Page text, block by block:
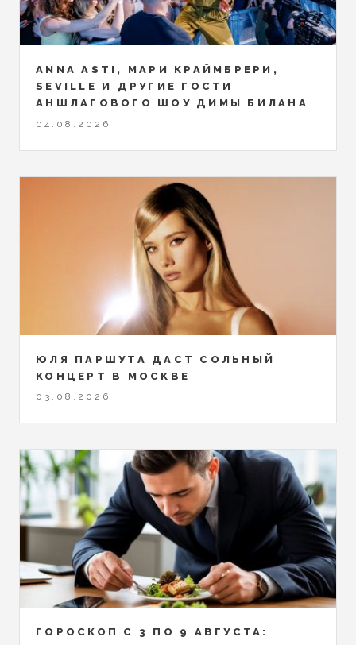
ANNA ASTI, МАРИ КРАЙМБРЕРИ,
SEVILLE И ДРУГИЕ ГОСТИ
АНШЛАГОВОГО ШОУ ДИМЫ БИЛАНА
04.08.2026
ЮЛЯ ПАРШУТА ДАСТ СОЛЬНЫЙ
КОНЦЕРТ В МОСКВЕ
03.08.2026
ГОРОСКОП С 3 ПО 9 АВГУСТА: